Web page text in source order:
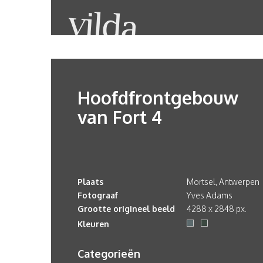
Hoofdfrontgebouw
van Fort 4
Plaats
Mortsel, Antwerpen
Fotograaf
Yves Adams
Grootte origineel beeld
4288 x 2848 px.
Kleuren
Categorieën